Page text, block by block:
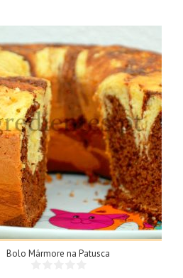
8 Doses
8 Pessoas
25Min
Bolo Mármore na Patusca